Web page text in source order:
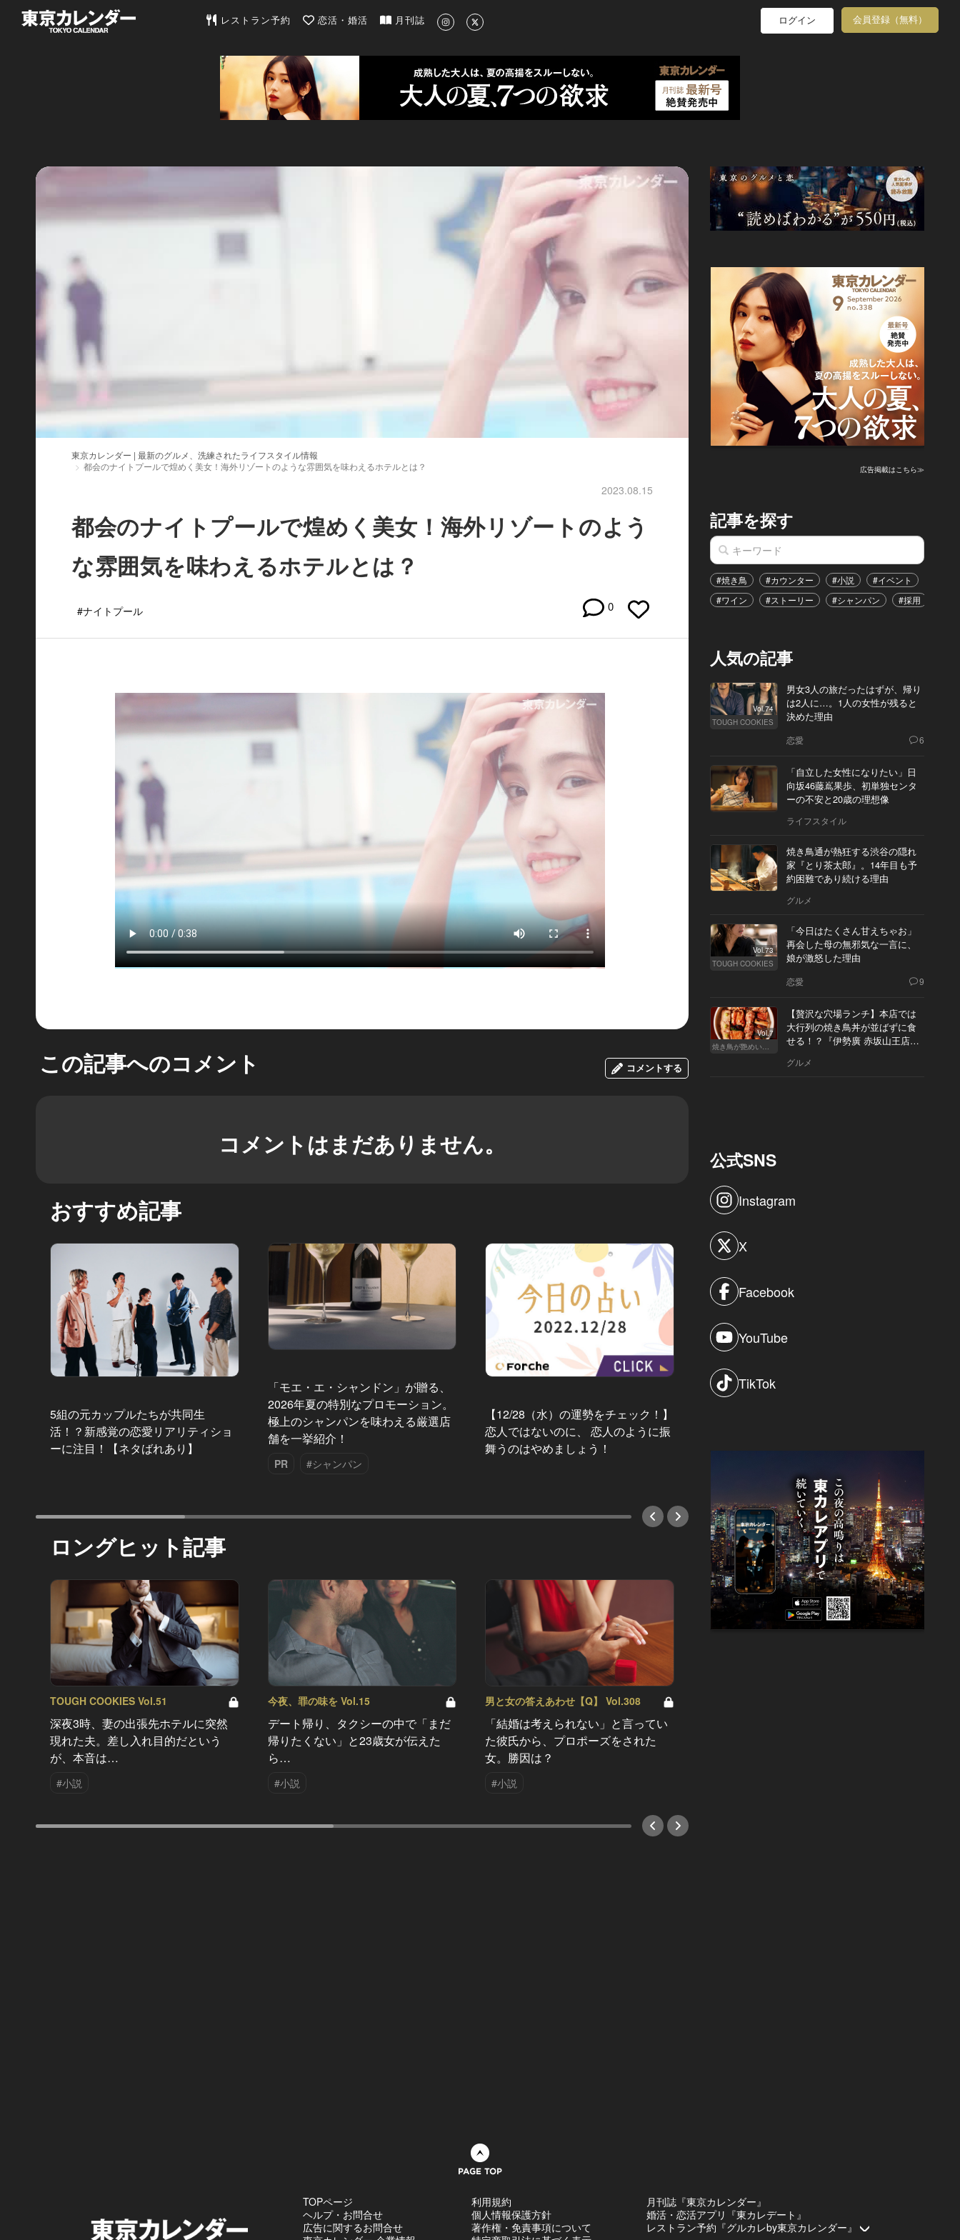
東京カレンダー | 最新のグルメ、洗練されたライフスタイル情報
レストラン予約 恋活・婚活 月刊誌 ログイン 会員登録（無料）
東京カレンダー | 最新のグルメ、洗練されたライフスタイル情報
都会のナイトプールで煌めく美女！海外リゾートのような雰囲気を味わえるホテルとは？
2023.08.15
都会のナイトプールで煌めく美女！海外リゾートのよう
な雰囲気を味わえるホテルとは？
#ナイトプール 0
この記事へのコメント コメントする
コメントはまだありません。
おすすめ記事
5組の元カップルたちが共同生
活！？新感覚の恋愛リアリティショ
ーに注目！【ネタばれあり】
「モエ・エ・シャンドン」が贈る、
2026年夏の特別なプロモーション。
極上のシャンパンを味わえる厳選店
舗を一挙紹介！
PR #シャンパン
【12/28（水）の運勢をチェック！】
恋人ではないのに、 恋人のように振
舞うのはやめましょう！
サトータケシと編集部員 船山の"CAR
ロングヒット記事
TOUGH COOKIES Vol.51
深夜3時、妻の出張先ホテルに突然
現れた夫。差し入れ目的だという
が、本音は…
#小説
今夜、罪の味を Vol.15
デート帰り、タクシーの中で「まだ
帰りたくない」と23歳女が伝えた
ら…
#小説
男と女の答えあわせ【Q】 Vol.308
「結婚は考えられない」と言ってい
た彼氏から、プロポーズをされた
女。勝因は？
#小説
広告掲載はこちら≫
記事を探す
#焼き鳥 #カウンター #小説 #イベント
#ワイン
#ストーリー #シャンパン #採用
人気の記事
Vol.74
TOUGH COOKIES
男女3人の旅だったはずが、帰り
は2人に…。1人の女性が残ると
決めた理由
恋愛 6
「自立した女性になりたい」日
向坂46藤嶌果歩、初単独センタ
ーの不安と20歳の理想像
ライフスタイル
焼き鳥通が熱狂する渋谷の隠れ
家『とり茶太郎』。14年目も予
約困難であり続ける理由
グルメ
Vol.73
TOUGH COOKIES
「今日はたくさん甘えちゃお」
再会した母の無邪気な一言に、
娘が激怒した理由
恋愛 9
Vol.7
焼き鳥が艶めいてきた
【贅沢な穴場ランチ】本店では
大行列の焼き鳥丼が並ばずに食
せる！？『伊勢廣 赤坂山王店』
グルメ
公式SNS
Instagram
X
Facebook
YouTube
TikTok
TOPページ
ヘルプ・お問合せ
広告に関するお問合せ
利用規約
個人情報保護方針
著作権・免責事項について
月刊誌『東京カレンダー』
婚活・恋活アプリ『東カレデート』
レストラン予約『グルカレby東京カレンダー』